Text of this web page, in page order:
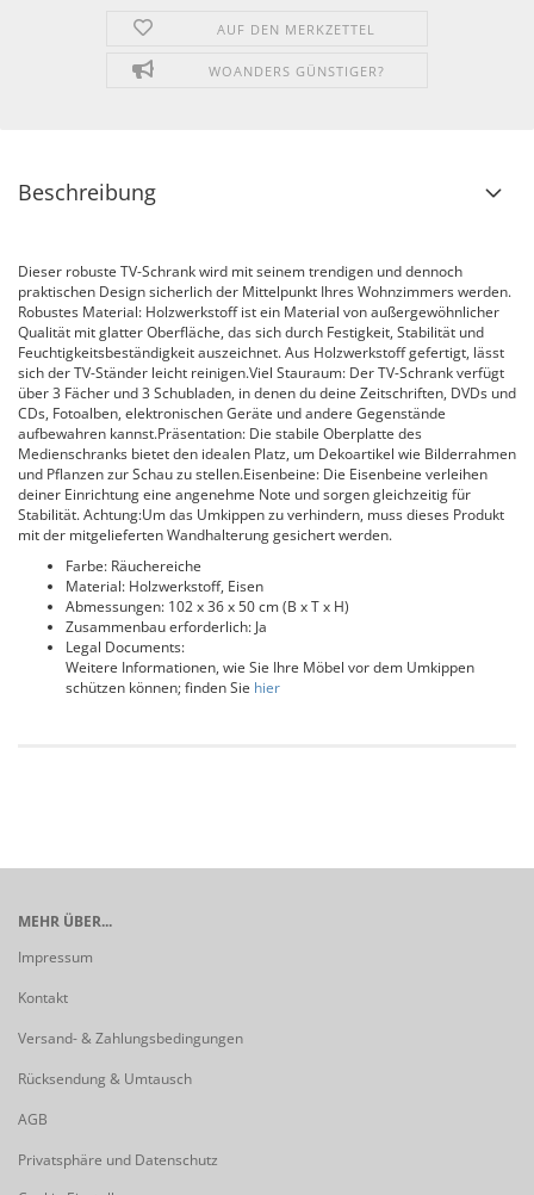
AUF DEN MERKZETTEL
WOANDERS GÜNSTIGER?
Beschreibung
Dieser robuste TV-Schrank wird mit seinem trendigen und dennoch
praktischen Design sicherlich der Mittelpunkt Ihres Wohnzimmers werden.
Robustes Material: Holzwerkstoff ist ein Material von außergewöhnlicher
Qualität mit glatter Oberfläche, das sich durch Festigkeit, Stabilität und
Feuchtigkeitsbeständigkeit auszeichnet. Aus Holzwerkstoff gefertigt, lässt
sich der TV-Ständer leicht reinigen.Viel Stauraum: Der TV-Schrank verfügt
über 3 Fächer und 3 Schubladen, in denen du deine Zeitschriften, DVDs und
CDs, Fotoalben, elektronischen Geräte und andere Gegenstände
aufbewahren kannst.Präsentation: Die stabile Oberplatte des
Medienschranks bietet den idealen Platz, um Dekoartikel wie Bilderrahmen
und Pflanzen zur Schau zu stellen.Eisenbeine: Die Eisenbeine verleihen
deiner Einrichtung eine angenehme Note und sorgen gleichzeitig für
Stabilität. Achtung:Um das Umkippen zu verhindern, muss dieses Produkt
mit der mitgelieferten Wandhalterung gesichert werden.
Farbe: Räuchereiche
Material: Holzwerkstoff, Eisen
Abmessungen: 102 x 36 x 50 cm (B x T x H)
Zusammenbau erforderlich: Ja
Legal Documents:
Weitere Informationen, wie Sie Ihre Möbel vor dem Umkippen
schützen können; finden Sie hier
MEHR ÜBER...
Impressum
Kontakt
Versand- & Zahlungsbedingungen
Rücksendung & Umtausch
AGB
Privatsphäre und Datenschutz